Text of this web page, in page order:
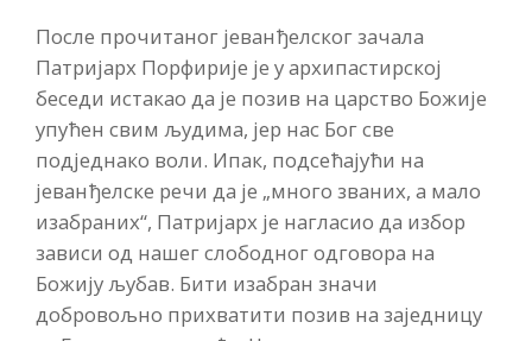
После прочитаног јеванђелског зачала
Патријарх Порфирије је у архипастирској
беседи истакао да је позив на царство Божије
упућен свим људима, јер нас Бог све
подједнако воли. Ипак, подсећајући на
јеванђелске речи да је „много званих, а мало
изабраних“, Патријарх је нагласио да избор
зависи од нашег слободног одговора на
Божију љубав. Бити изабран значи
добровољно прихватити позив на заједницу